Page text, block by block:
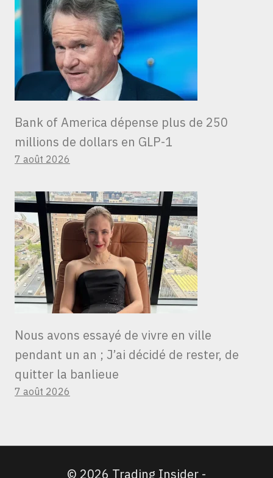
Bank of America dépense plus de 250
millions de dollars en GLP-1
7 août 2026
Nous avons essayé de vivre en ville
pendant un an ; J’ai décidé de rester, de
quitter la banlieue
7 août 2026
© 2026 Trading Insider -